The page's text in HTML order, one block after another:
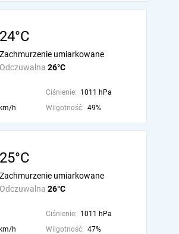
24°C
Odczuwalna 26°C
Zachmurzenie umiarkowane
Ciśnienie: 1011 hPa
h Wilgotność: 49%
25°C
Odczuwalna 26°C
Zachmurzenie umiarkowane
Ciśnienie: 1011 hPa
h Wilgotność: 47%